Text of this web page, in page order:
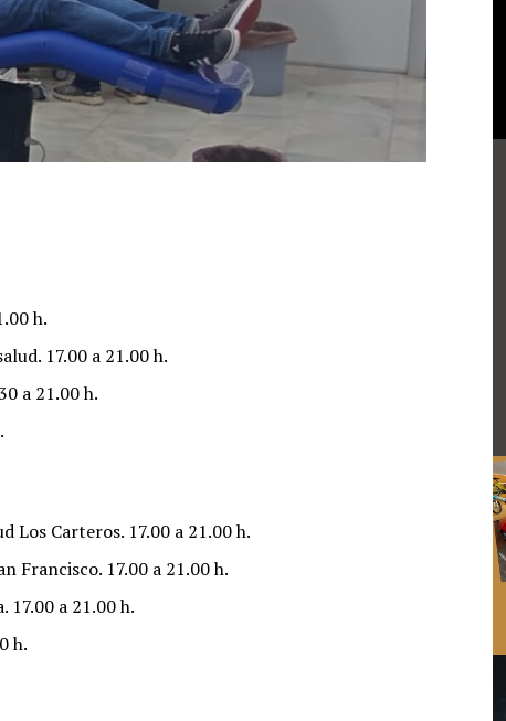
h.
17.00 a 21.00 h.
a 21.00 h.
Los Carteros. 17.00 a 21.00 h.
Francisco. 17.00 a 21.00 h.
17.00 a 21.00 h.
h.